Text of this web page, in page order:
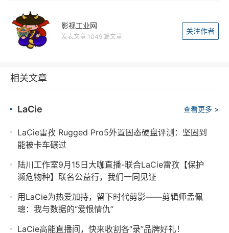
影视工业网
发表文章 1049 篇文章
关注作者
相关文章
LaCie 查看更多 >
LaCie雷孜 Rugged Pro5外置固态硬盘评测：坚固到
能被卡车碾过
陆川工作室9月15日大咖直播-联合LaCie雷孜【保护
濒危物种】联名公益行，我们一同见证
用LaCie为热爱加持，留下时代剪影——剪辑师孟佩
璁：我与数据的“爱恨情仇”
LaCie高能直播间，快来收割各“录”品牌好礼！